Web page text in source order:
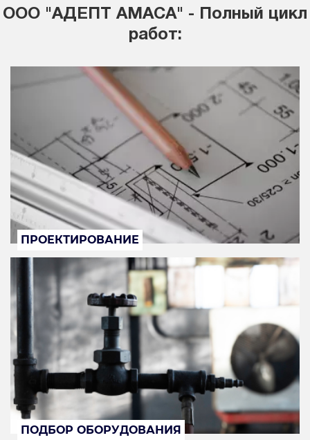
ООО "АДЕПТ АМАСА" - Полный цикл
работ:
ПРОЕКТИРОВАНИЕ
ПОДБОР ОБОРУДОВАНИЯ